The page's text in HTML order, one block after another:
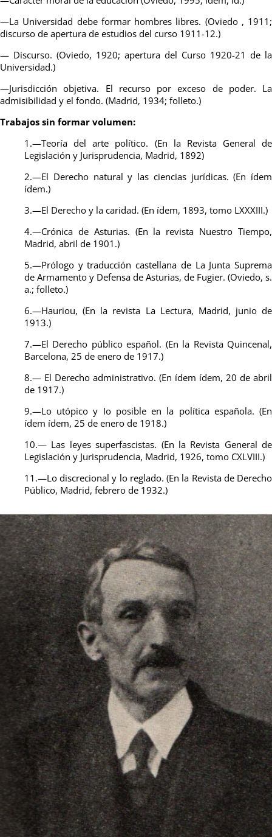
—La Universidad debe formar hombres libres. (Oviedo , 1911;
discurso de apertura de estudios del curso 1911-12.)
— Discurso. (Oviedo, 1920; apertura del Curso 1920-21 de la
Universidad.)
—Jurisdicción objetiva. El recurso por exceso de poder. La
admisibilidad y el fondo. (Madrid, 1934; folleto.)
Trabajos sin formar volumen:
1.—Teoría del arte político. (En la Revista General de
Legislación y Jurisprudencia, Madrid, 1892)
2.—El Derecho natural y las ciencias jurídicas. (En ídem
ídem.)
3.—El Derecho y la caridad. (En ídem, 1893, tomo LXXXIII.)
4.—Crónica de Asturias. (En la revista Nuestro Tiempo,
Madrid, abril de 1901.)
5.—Prólogo y traducción castellana de La Junta Suprema
de Armamento y Defensa de Asturias, de Fugier. (Oviedo, s.
a.; folleto.)
6.—Hauriou, (En la revista La Lectura, Madrid, junio de
1913.)
7.—El Derecho público español. (En la Revista Quincenal,
Barcelona, 25 de enero de 1917.)
8.— El Derecho administrativo. (En ídem ídem, 20 de abril
de 1917.)
9.—Lo utópico y Io posible en la política española. (En
ídem ídem, 25 de enero de 1918.)
10.— Las leyes superfascistas. (En la Revista General de
Legislación y Jurisprudencia, Madrid, 1926, tomo CXLVIII.)
11.—Lo discrecional y lo reglado. (En la Revista de Derecho
Público, Madrid, febrero de 1932.)